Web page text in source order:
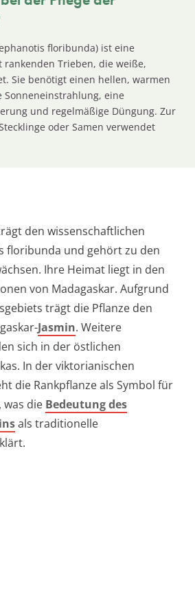
floribunda) ist eine
rankenden Trieben, die weiße,
Sie benötigt einen hellen, warmen
eine
und regelmäßige Düngung. Zur
oder Samen verwendet
den wissenschaftlichen
floribunda und gehört zu den
Ihre Heimat liegt in den
von Madagaskar. Aufgrund
trägt die Pflanze den
Jasmin. Weitere
sich in der östlichen
In der viktorianischen
die Rankpflanze als Symbol für
was die Bedeutung des
als traditionelle